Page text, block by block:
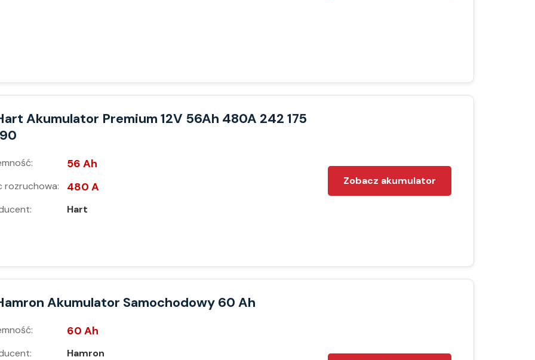
Akumulator Premium 12V 56Ah 480A 242 175
56 Ah
rozruchowa: 480 A
Hart
Zobacz akumulator
Akumulator Samochodowy 60 Ah
60 Ah
Hamron